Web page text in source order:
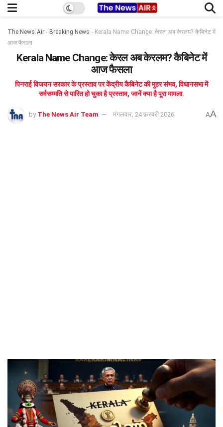
The News Air- Breaking News - Kerala Name Change: केरल अब केरलम? कैबिनेट में
आज फैसला
Kerala Name Change: केरल अब केरलम? कैबिनेट में
आज फैसला
पिनराई विजयन सरकार के प्रस्ताव पर केंद्रीय कैबिनेट की मुहर संभव, विधानसभा में
सर्वसम्मति से पारित हो चुका है प्रस्ताव, जानें क्या है पूरा मामला.
by The News Air Team मंगलवार, 24 फ़रवरी 2026 AA